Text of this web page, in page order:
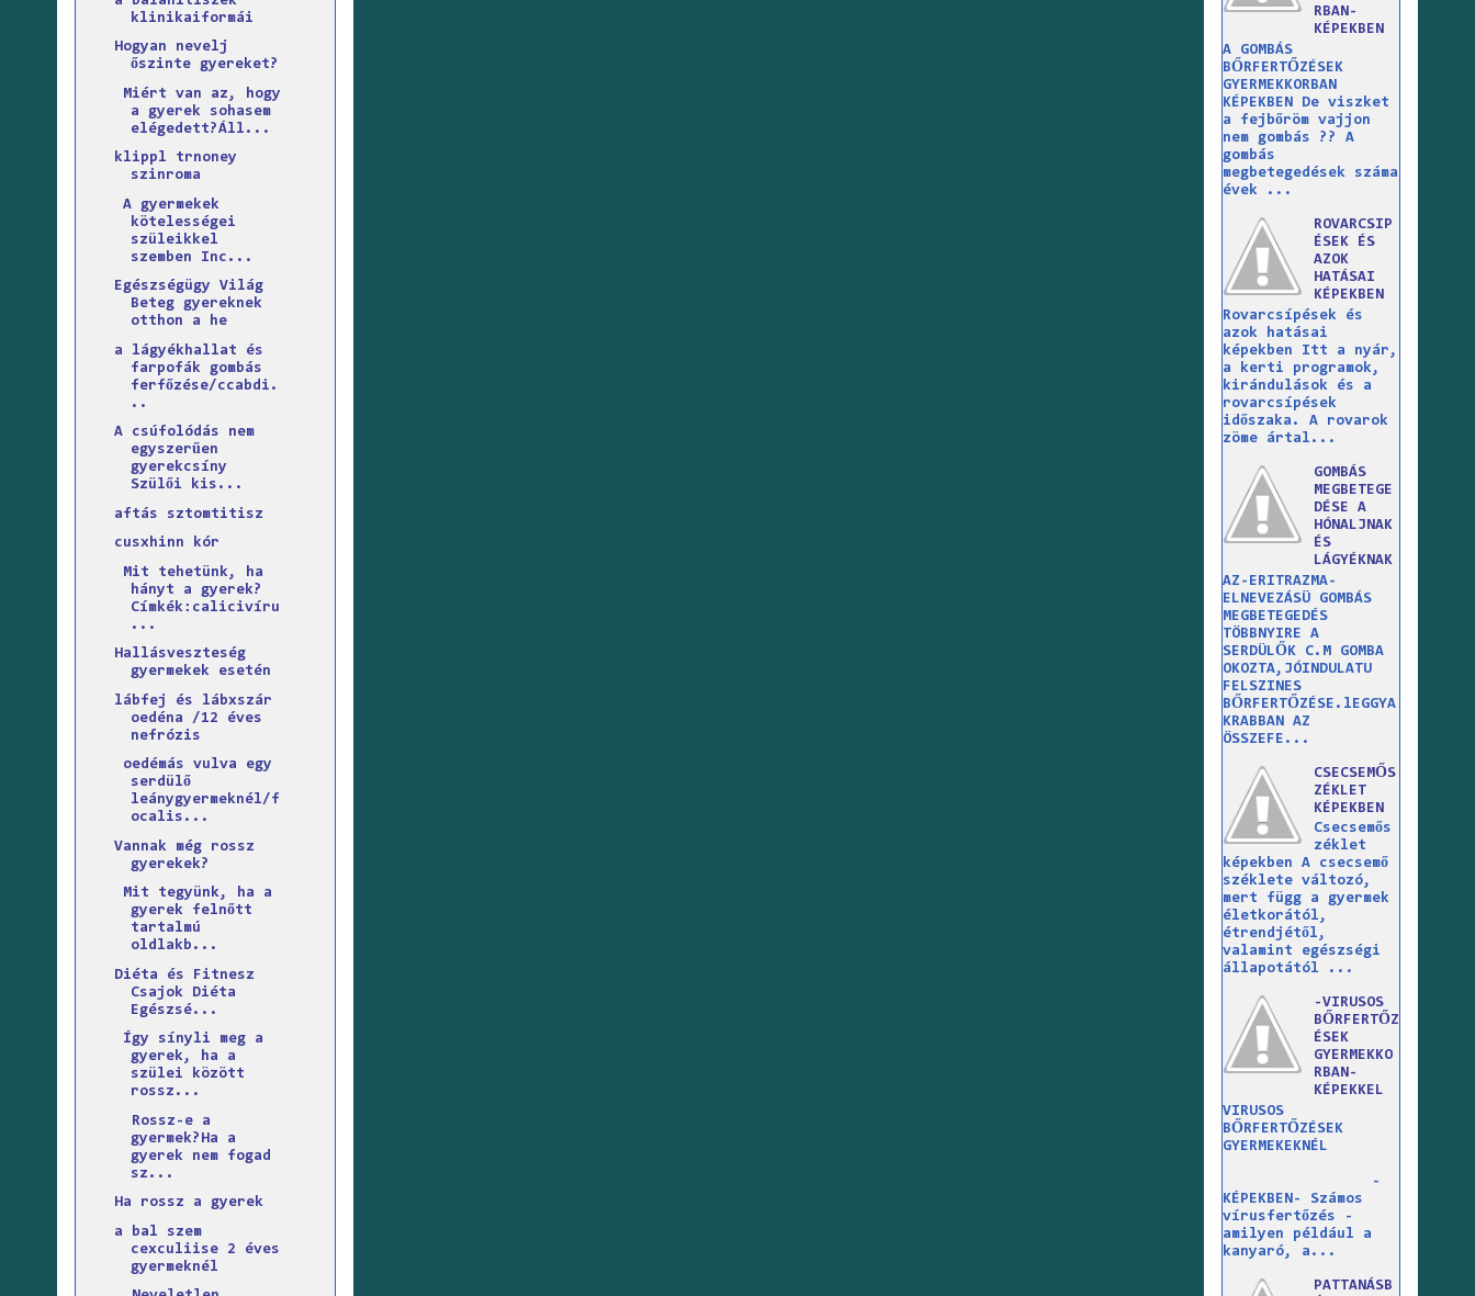
klinikaiformái
Hogyan nevelj
őszinte gyereket?
Miért van az, hogy
a gyerek sohasem
elégedett?Áll...
klippl trnoney
szinroma
A gyermekek
kötelességei
szüleikkel
szemben Inc...
Egészségügy Világ
Beteg gyereknek
otthon a he
a lágyékhallat és
farpofák gombás
ferfőzése/ccabdi.
..
A csúfolódás nem
egyszerűen
gyerekcsíny
Szülői kis...
aftás sztomtitisz
cusxhinn kór
Mit tehetünk, ha
hányt a gyerek?
Címkék:calicivíru
...
Hallásveszteség
gyermekek esetén
lábfej és lábxszár
oedéna /12 éves
nefrózis
oedémás vulva egy
serdülő
leánygyermeknél/f
ocalis...
Vannak még rossz
gyerekek?
Mit tegyünk, ha a
gyerek felnőtt
tartalmú
oldlakb...
Diéta és Fitnesz
Csajok Diéta
Egészsé...
Így sínyli meg a
gyerek, ha a
szülei között
rossz...
Rossz-e a
gyermek?Ha a
gyerek nem fogad
sz...
Ha rossz a gyerek
a bal szem
cexculiise 2 éves
gyermeknél
RBAN-
KÉPEKBEN
A GOMBÁS
BŐRFERTŐZÉSEK
GYERMEKKORBAN
KÉPEKBEN De viszket
a fejbőröm vajjon
nem gombás ?? A
gombás
megbetegedések száma
évek ...
ROVARCSIP
ÉSEK ÉS
AZOK
HATÁSAI
KÉPEKBEN
Rovarcsípések és
azok hatásai
képekben Itt a nyár,
a kerti programok,
kirándulások és a
rovarcsípések
időszaka. A rovarok
zöme ártal...
GOMBÁS
MEGBETEGE
DÉSE A
HÓNALJNAK
ÉS
LÁGYÉKNAK
AZ-ERITRAZMA-
ELNEVEZÁSÜ GOMBÁS
MEGBETEGEDÉS
TÖBBNYIRE A
SERDÜLŐK C.M GOMBA
OKOZTA,JÓINDULATU
FELSZINES
BŐRFERTŐZÉSE.lEGGYA
KRABBAN AZ
ÖSSZEFE...
CSECSEMŐS
ZÉKLET
KÉPEKBEN
Csecsemős
zéklet
képekben A csecsemő
széklete változó,
mert függ a gyermek
életkorától,
étrendjétől,
valamint egészségi
állapotától ...
-VIRUSOS
BŐRFERTŐZ
ÉSEK
GYERMEKKO
RBAN-
KÉPEKKEL
VIRUSOS
BŐRFERTŐZÉSEK
GYERMEKEKNÉL
-
KÉPEKBEN- Számos
vírusfertőzés -
amilyen például a
kanyaró, a...
PATTANÁSB